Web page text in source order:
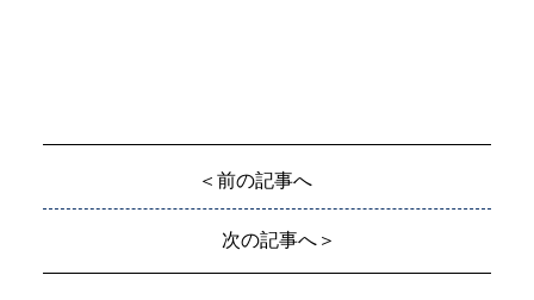
＜前の記事へ
次の記事へ＞